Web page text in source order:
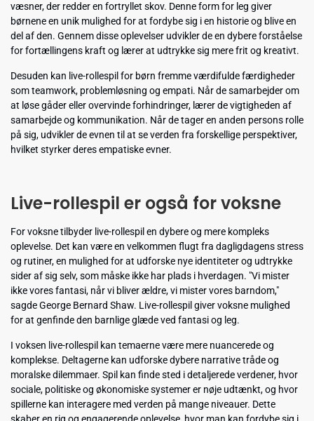
væsner, der redder en fortryllet skov. Denne form for leg giver
børnene en unik mulighed for at fordybe sig i en historie og blive en
del af den. Gennem disse oplevelser udvikler de en dybere forståelse
for fortællingens kraft og lærer at udtrykke sig mere frit og kreativt.
Desuden kan live-rollespil for børn fremme værdifulde færdigheder
som teamwork, problemløsning og empati. Når de samarbejder om
at løse gåder eller overvinde forhindringer, lærer de vigtigheden af
samarbejde og kommunikation. Når de tager en anden persons rolle
på sig, udvikler de evnen til at se verden fra forskellige perspektiver,
hvilket styrker deres empatiske evner.
Live-rollespil er også for voksne
For voksne tilbyder live-rollespil en dybere og mere kompleks
oplevelse. Det kan være en velkommen flugt fra dagligdagens stress
og rutiner, en mulighed for at udforske nye identiteter og udtrykke
sider af sig selv, som måske ikke har plads i hverdagen. "Vi mister
ikke vores fantasi, når vi bliver ældre, vi mister vores barndom,"
sagde George Bernard Shaw. Live-rollespil giver voksne mulighed
for at genfinde den barnlige glæde ved fantasi og leg.
I voksen live-rollespil kan temaerne være mere nuancerede og
komplekse. Deltagerne kan udforske dybere narrative tråde og
moralske dilemmaer. Spil kan finde sted i detaljerede verdener, hvor
sociale, politiske og økonomiske systemer er nøje udtænkt, og hvor
spillerne kan interagere med verden på mange niveauer. Dette